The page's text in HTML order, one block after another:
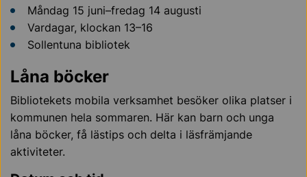
Måndag 15 juni–fredag 14 augusti
Vardagar, klockan 13–16
Sollentuna bibliotek
Låna böcker
Bibliotekets mobila verksamhet besöker olika platser i
kommunen hela sommaren. Här kan barn och unga
låna böcker, få lästips och delta i läsfrämjande
aktiviteter.